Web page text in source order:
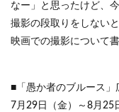
なー」と思ったけど、
撮影の段取りをしない
映画での撮影について
■「愚か者のブルース
7月29日（金）～8月25